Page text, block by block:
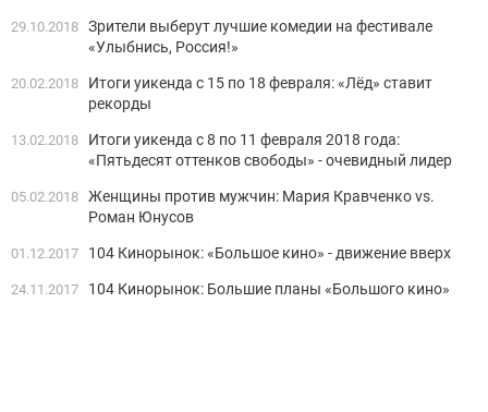
29.10.2018 Зрители выберут лучшие комедии на фестивале
«Улыбнись, Россия!»
20.02.2018
Итоги уикенда с 15 по 18 февраля: «Лёд» ставит
рекорды
13.02.2018
Итоги уикенда с 8 по 11 февраля 2018 года:
«Пятьдесят оттенков свободы» - очевидный лидер
05.02.2018 Женщины против мужчин: Мария Кравченко vs.
Роман Юнусов
01.12.2017 104 Кинорынок: «Большое кино» - движение вверх
24.11.2017 104 Кинорынок: Большие планы «Большого кино»